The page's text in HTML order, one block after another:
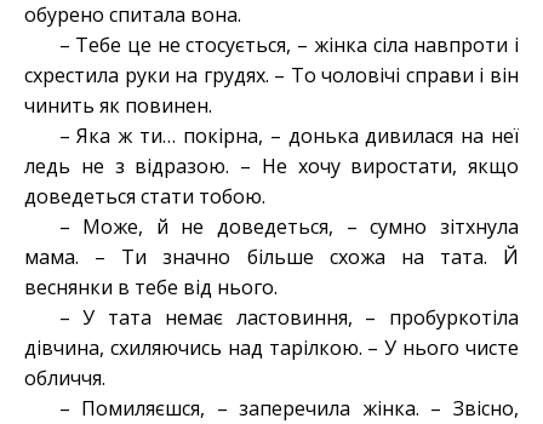
обурено спитала вона.
– Тебе це не стосується, – жінка сіла навпроти і
схрестила руки на грудях. – То чоловічі справи і він
чинить як повинен.
– Яка ж ти… покірна, – донька дивилася на неї
ледь не з відразою. – Не хочу виростати, якщо
доведеться стати тобою.
– Може, й не доведеться, – сумно зітхнула
мама. – Ти значно більше схожа на тата. Й
веснянки в тебе від нього.
– У тата немає ластовиння, – пробуркотіла
дівчина, схиляючись над тарілкою. – У нього чисте
обличчя.
– Помиляєшся, – заперечила жінка. – Звісно,